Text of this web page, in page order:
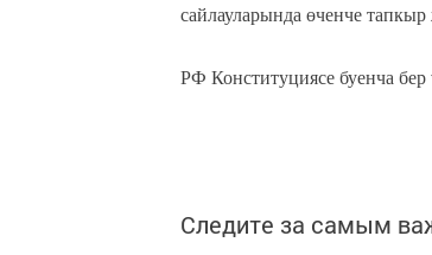
сайлауларында өченче
РФ Конституциясе буенча
Следите за самым